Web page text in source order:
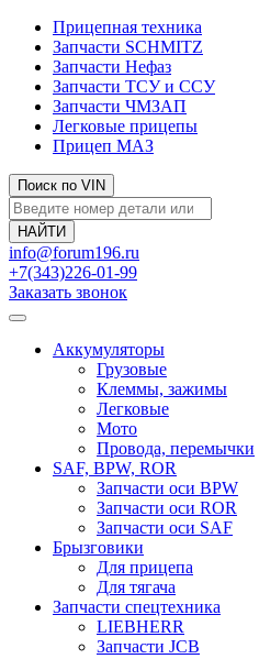
Прицепная техника
Запчасти SCHMITZ
Запчасти Нефаз
Запчасти ТСУ и ССУ
Запчасти ЧМЗАП
Легковые прицепы
Прицеп МАЗ
Поиск по VIN
info@forum196.ru
+7(343)226-01-99
Заказать звонок
Аккумуляторы
Грузовые
Клеммы, зажимы
Легковые
Мото
Провода, перемычки
SAF, BPW, ROR
Запчасти оси BPW
Запчасти оси ROR
Запчасти оси SAF
Брызговики
Для прицепа
Для тягача
Запчасти спецтехника
LIEBHERR
Запчасти JCB